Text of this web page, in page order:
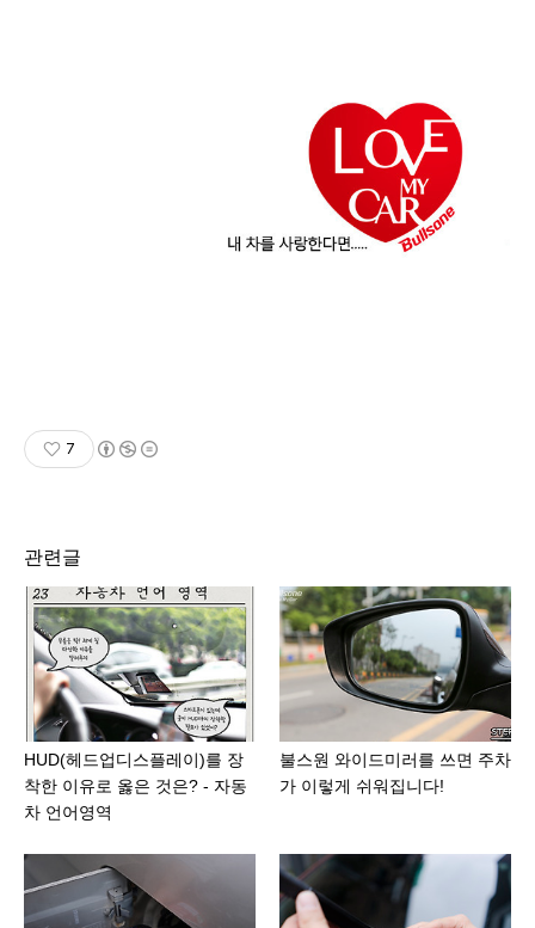
7
관련글
HUD(헤드업디스플레이)를 장
착한 이유로 옳은 것은? - 자동
차 언어영역
불스원 와이드미러를 쓰면 주차
가 이렇게 쉬워집니다!